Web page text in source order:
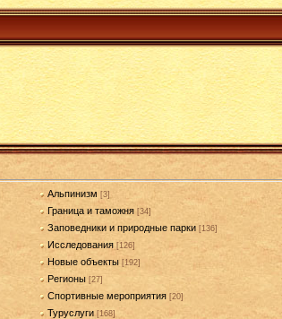
Альпинизм [3]
Граница и таможня [34]
Заповедники и природные парки [136]
Исследования [126]
Новые объекты [192]
Регионы [27]
Спортивные мероприятия [20]
Туруслуги [168]